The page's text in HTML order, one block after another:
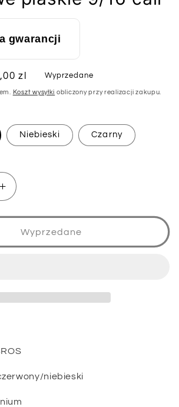
gwarancji
zl Wyprzedane
Koszt wysyłki obliczony przy realizacji zakupu.
Niebieski Czarny
Zwiększ
ilość
dla
ROCKBROS
K306
9/16
Wyprzedane
niebieski